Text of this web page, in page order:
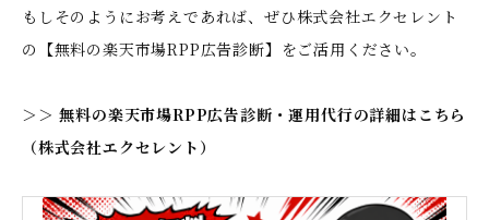
もしそのようにお考えであれば、ぜひ株式会社エクセレント
の【無料の楽天市場RPP広告診断】をご活用ください。
＞＞無料の楽天市場RPP広告診断・運用代行の詳細はこちら
（株式会社エクセレント）